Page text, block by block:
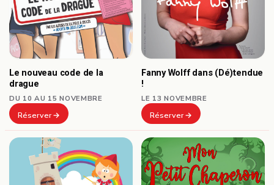
Le nouveau code de la
drague
DU 10 AU 15 NOVEMBRE
Réserver
Fanny Wolff dans (Dé)tendue
!
LE 13 NOVEMBRE
Réserver